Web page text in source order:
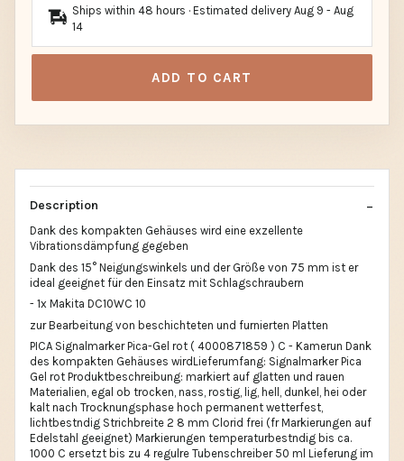
Ships within 48 hours · Estimated delivery Aug 9 - Aug
14
ADD TO CART
Description
Dank des kompakten Gehäuses wird eine exzellente
Vibrationsdämpfung gegeben
Dank des 15° Neigungswinkels und der Größe von 75 mm ist er
ideal geeignet für den Einsatz mit Schlagschraubern
- 1x Makita DC10WC 10
zur Bearbeitung von beschichteten und furnierten Platten
PICA Signalmarker Pica-Gel rot ( 4000871859 ) C - Kamerun Dank
des kompakten Gehäuses wirdLieferumfang: Signalmarker Pica
Gel rot Produktbeschreibung: markiert auf glatten und rauen
Materialien, egal ob trocken, nass, rostig, lig, hell, dunkel, hei oder
kalt nach Trocknungsphase hoch permanent wetterfest,
lichtbestndig Strichbreite 2 8 mm Clorid frei (fr Markierungen auf
Edelstahl geeignet) Markierungen temperaturbestndig bis ca.
1000 C ersetzt bis zu 4 regulre Tubenschreiber 50 ml Lieferung im